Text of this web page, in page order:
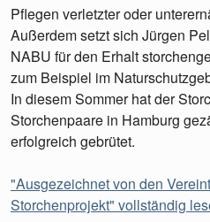
Pflegen verletzter oder
Außerdem setzt sich Jürgen
NABU für den Erhalt
zum Beispiel im
In diesem Sommer hat der
Storchenpaare in Hamburg
erfolgreich gebrütet.
"Ausgezeichnet von den
Storchenprojekt" vollständig